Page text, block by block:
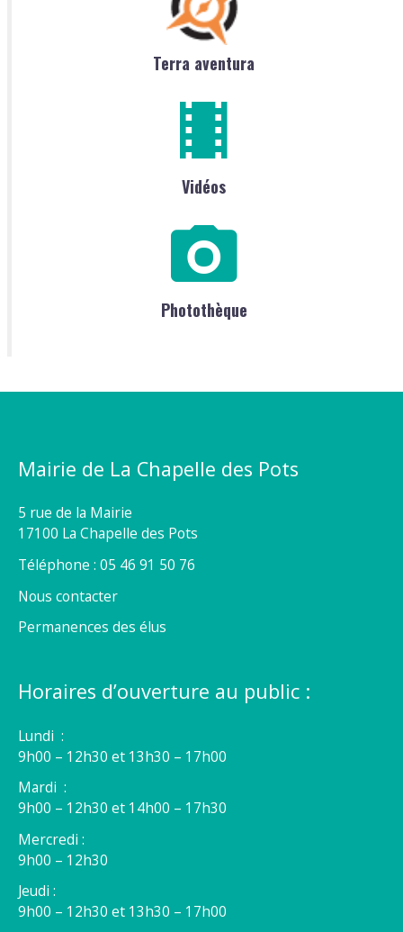
Terra aventura
Vidéos
Photothèque
Mairie de La Chapelle des Pots
5 rue de la Mairie
17100 La Chapelle des Pots
Téléphone : 05 46 91 50 76
Nous contacter
Permanences des élus
Horaires d’ouverture au public :
Lundi :
9h00 – 12h30 et 13h30 – 17h00
Mardi :
9h00 – 12h30 et 14h00 – 17h30
Mercredi :
9h00 – 12h30
Jeudi :
9h00 – 12h30 et 13h30 – 17h00